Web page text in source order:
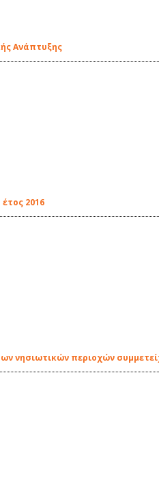
Ανάπτυξης
2016
νησιωτικών περιοχών